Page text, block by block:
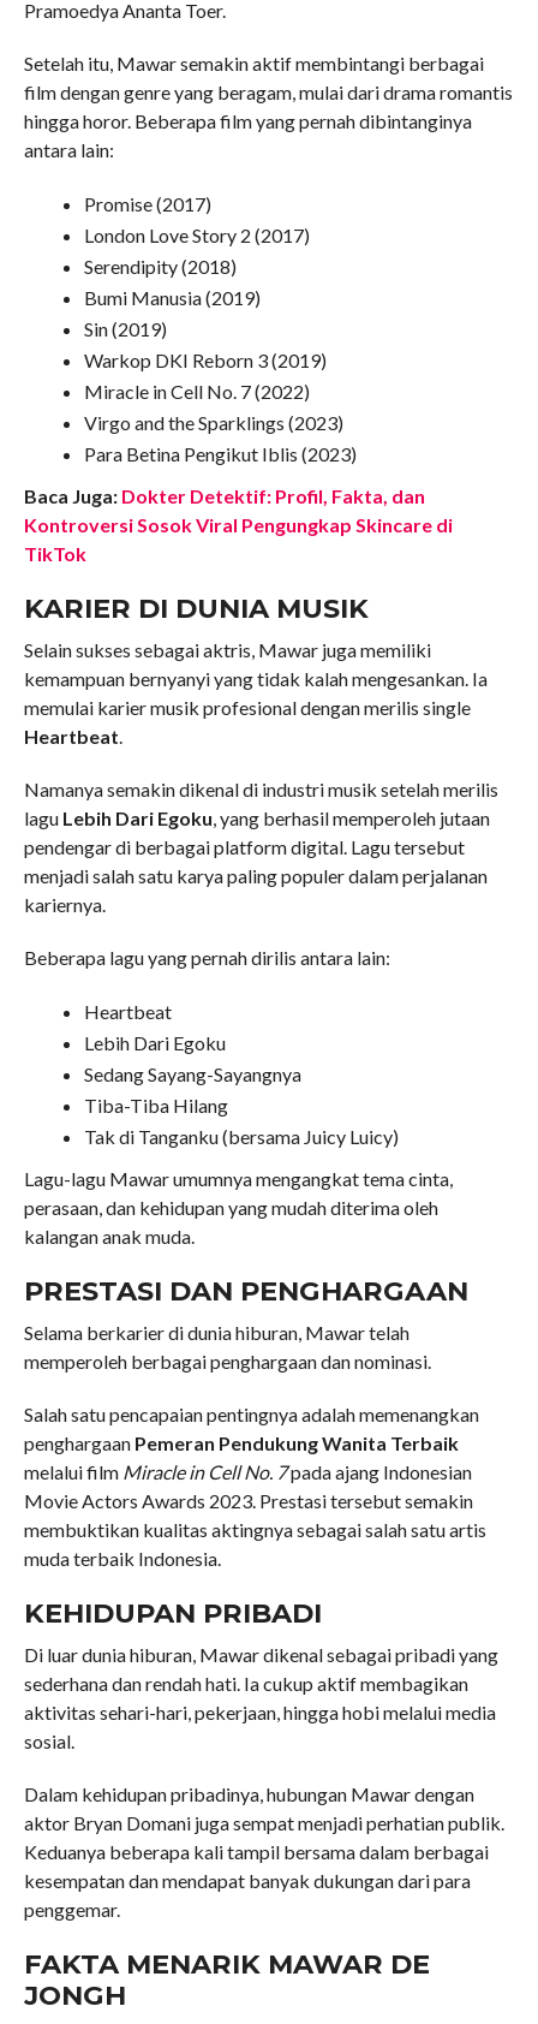
Pramoedya Ananta Toer.
Setelah itu, Mawar semakin aktif membintangi berbagai
film dengan genre yang beragam, mulai dari drama romantis
hingga horor. Beberapa film yang pernah dibintanginya
antara lain:
Promise (2017)
London Love Story 2 (2017)
Serendipity (2018)
Bumi Manusia (2019)
Sin (2019)
Warkop DKI Reborn 3 (2019)
Miracle in Cell No. 7 (2022)
Virgo and the Sparklings (2023)
Para Betina Pengikut Iblis (2023)
Baca Juga: Dokter Detektif: Profil, Fakta, dan
Kontroversi Sosok Viral Pengungkap Skincare di
TikTok
KARIER DI DUNIA MUSIK
Selain sukses sebagai aktris, Mawar juga memiliki
kemampuan bernyanyi yang tidak kalah mengesankan. Ia
memulai karier musik profesional dengan merilis single
Heartbeat.
Namanya semakin dikenal di industri musik setelah merilis
lagu Lebih Dari Egoku, yang berhasil memperoleh jutaan
pendengar di berbagai platform digital. Lagu tersebut
menjadi salah satu karya paling populer dalam perjalanan
kariernya.
Beberapa lagu yang pernah dirilis antara lain:
Heartbeat
Lebih Dari Egoku
Sedang Sayang-Sayangnya
Tiba-Tiba Hilang
Tak di Tanganku (bersama Juicy Luicy)
Lagu-lagu Mawar umumnya mengangkat tema cinta,
perasaan, dan kehidupan yang mudah diterima oleh
kalangan anak muda.
PRESTASI DAN PENGHARGAAN
Selama berkarier di dunia hiburan, Mawar telah
memperoleh berbagai penghargaan dan nominasi.
Salah satu pencapaian pentingnya adalah memenangkan
penghargaan Pemeran Pendukung Wanita Terbaik
melalui film Miracle in Cell No. 7pada ajang Indonesian
Movie Actors Awards 2023. Prestasi tersebut semakin
membuktikan kualitas aktingnya sebagai salah satu artis
muda terbaik Indonesia.
KEHIDUPAN PRIBADI
Di luar dunia hiburan, Mawar dikenal sebagai pribadi yang
sederhana dan rendah hati. Ia cukup aktif membagikan
aktivitas sehari-hari, pekerjaan, hingga hobi melalui media
sosial.
Dalam kehidupan pribadinya, hubungan Mawar dengan
aktor Bryan Domani juga sempat menjadi perhatian publik.
Keduanya beberapa kali tampil bersama dalam berbagai
kesempatan dan mendapat banyak dukungan dari para
penggemar.
FAKTA MENARIK MAWAR DE
JONGH